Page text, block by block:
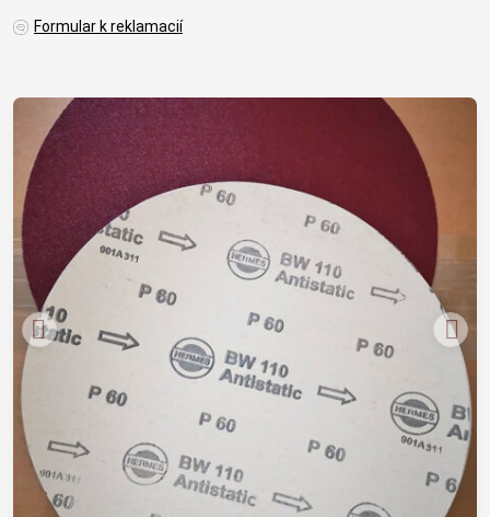
Formular k reklamacií